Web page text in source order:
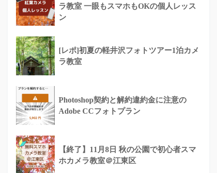
ラ教室 一眼もスマホもOKの個人レッス
ン
[レポ]初夏の軽井沢フォトツアー1泊カメ
ラ教室
Photoshop契約と解約違約金に注意の
Adobe CCフォトプラン
【終了】11月8日 秋の公園で初心者スマ
ホカメラ教室＠江東区